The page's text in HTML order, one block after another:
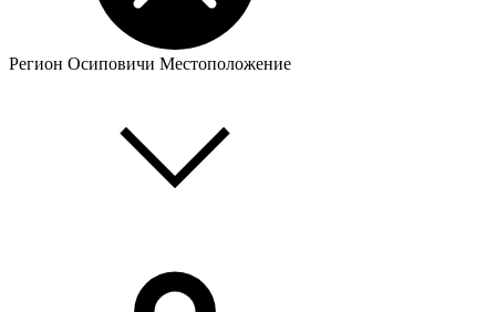
Регион Осиповичи Местоположение